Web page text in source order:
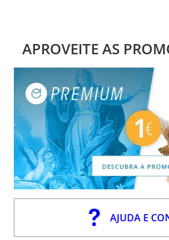
APROVEITE AS
AJUDA E